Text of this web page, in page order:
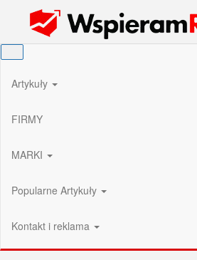
Wspieram Rozwój PL
Artykuły
FIRMY
MARKI
Popularne Artykuły
Kontakt i reklama